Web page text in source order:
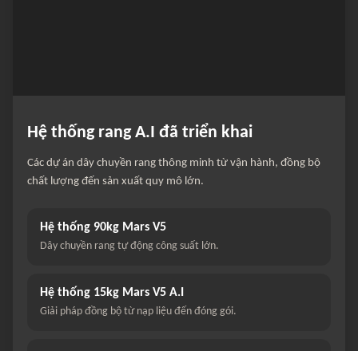
Hệ thống rang A.I đã triển khai
Các dự án dây chuyền rang thông minh từ vận hành, đồng bộ
chất lượng đến sản xuất quy mô lớn.
Hệ thống 90kg Mars V5
Dây chuyền rang tự động công suất lớn.
Hệ thống 15kg Mars V5 A.I
Giải pháp đồng bộ từ nạp liệu đến đóng gói.